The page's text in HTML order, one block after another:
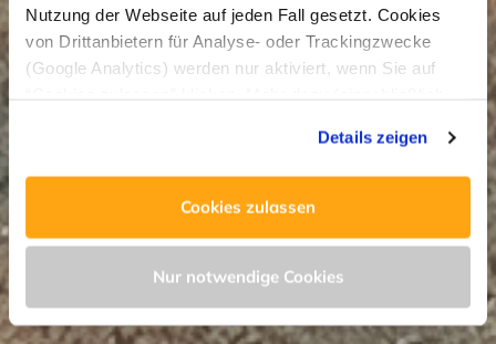
Nutzung der Webseite auf jeden Fall gesetzt. Cookies
von Drittanbietern für Analyse- oder Trackingzwecke
(Google Analytics) werden nur aktiviert, wenn Sie auf
Datenschutzerklärung—
Impressum.
Details zeigen
Cookies zulassen
Nur notwendige Cookies